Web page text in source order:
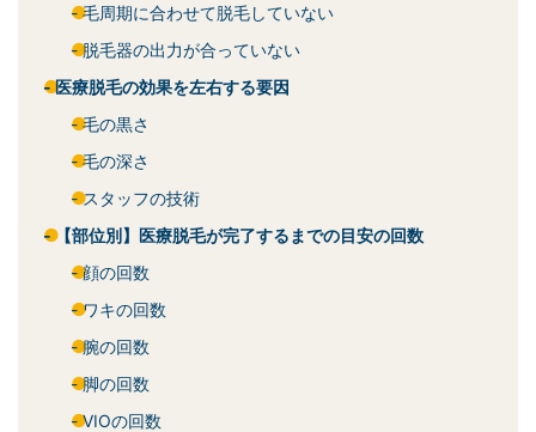
毛周期に合わせて脱毛していない
脱毛器の出力が合っていない
医療脱毛の効果を左右する要因
毛の黒さ
毛の深さ
スタッフの技術
【部位別】医療脱毛が完了するまでの目安の回数
顔の回数
ワキの回数
腕の回数
脚の回数
VIOの回数